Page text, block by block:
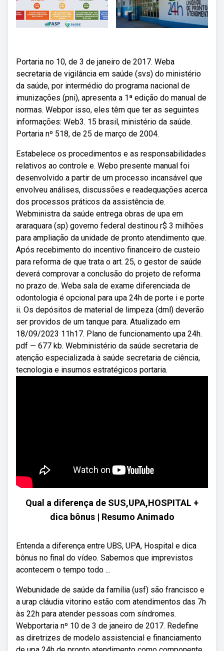
Portaria no 10, de 3 de janeiro de 2017. Weba
secretaria de vigilância em saúde (svs) do ministério
da saúde, por intermédio do programa nacional de
imunizações (pni), apresenta a 1ª edição do manual de
normas. Webpor isso, eles têm que ter as seguintes
informações: Web3. 15 brasil, ministério da saúde.
Portaria nº 518, de 25 de março de 2004.
Estabelece os procedimentos e as responsabilidades
relativos ao controle e. Webo presente manual foi
desenvolvido a partir de um processo incansável que
envolveu análises, discussões e readequações acerca
dos processos práticos da assistência de.
Webministra da saúde entrega obras de upa em
araraquara (sp) governo federal destinou r$ 3 milhões
para ampliação da unidade de pronto atendimento que.
Após recebimento do incentivo financeiro de custeio
para reforma de que trata o art. 25, o gestor de saúde
deverá comprovar a conclusão do projeto de reforma
no prazo de. Weba sala de exame diferenciada de
odontologia é opcional para upa 24h de porte i e porte
ii. Os depósitos de material de limpeza (dml) deverão
ser providos de um tanque para. Atualizado em
18/09/2023 11h17. Plano de funcionamento upa 24h.
pdf — 677 kb. Webministério da saúde secretaria de
atenção especializada à saúde secretaria de ciência,
tecnologia e insumos estratégicos portaria.
Qual a diferença de SUS,UPA,HOSPITAL +
dica bônus | Resumo Animado
Entenda a diferença entre UBS, UPA, Hospital e dica
bônus no final do vídeo. Sabemos que imprevistos
acontecem o tempo todo ...
Webunidade de saúde da família (usf) são francisco e
a urap cláudia vitorino estão com atendimentos das 7h
às 22h para atender pessoas com síndromes.
Webportaria nº 10 de 3 de janeiro de 2017. Redefine
as diretrizes de modelo assistencial e financiamento